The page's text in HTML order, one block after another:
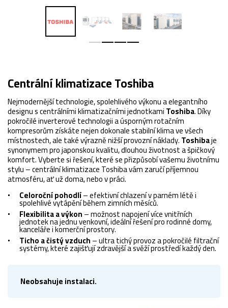
Centrální klimatizace Toshiba
Nejmodernější technologie, spolehlivého výkonu a elegantního
designu s centrálními klimatizačními jednotkamiToshiba. Díky
pokročilé inverterové technologii a úsporným rotačním
kompresorům získáte nejen dokonale stabilní klima ve všech
místnostech, ale také výrazně nižší provozní náklady.Toshibaje
synonymem pro japonskou kvalitu, dlouhou životnost a špičkový
komfort. Vyberte si řešení, které se přizpůsobí vašemu životnímu
stylu – centrální klimatizace Toshiba vám zaručí příjemnou
atmosféru, ať už doma, nebo v práci.
Celoroční pohodlí– efektivní chlazení v parném létě i
spolehlivé vytápění během zimních měsíců.
Flexibilita a výkon– možnost napojení více vnitřních
jednotek na jednu venkovní, ideální řešení pro rodinné domy,
kanceláře i komerční prostory.
Ticho a čistý vzduch– ultra tichý provoz a pokročilé filtrační
systémy, které zajišťují zdravější a svěží prostředí každý den.
Neobsahuje instalaci.